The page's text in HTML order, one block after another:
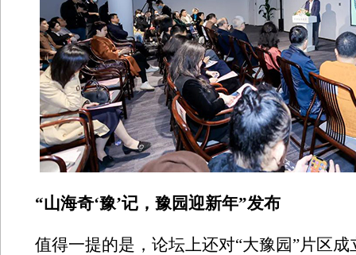
“山海奇‘豫’记，豫园迎新年”发布
值得一提的是，论坛上还对“大豫园”片区成